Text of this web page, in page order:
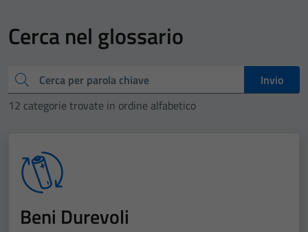
Cerca nel glossario
Cerca
Invio
12 categorie trovate in ordine alfabetico
Beni Durevoli